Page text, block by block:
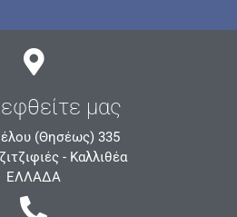
μας
(Θησέως) 335
- Καλλιθέα
ΕΛΛΑΔΑ